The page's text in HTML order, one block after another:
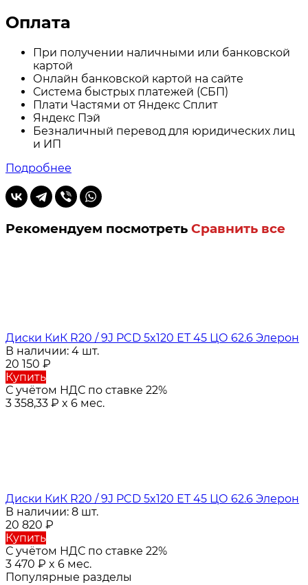
Оплата
При получении наличными или банковской
картой
Онлайн банковской картой на сайте
Система быстрых платежей (СБП)
Плати Частями от Яндекс Сплит
Яндекс Пэй
Безналичный перевод для юридических лиц
и ИП
Подробнее
Рекомендуем посмотреть Сравнить все
Диски КиК R20 / 9J PCD 5x120 ЕТ 45 ЦО 62.6 Элерон
В наличии: 4 шт.
20 150 ₽
Купить
С учётом НДС по ставке 22%
3 358,33 ₽ x 6 мес.
Диски КиК R20 / 9J PCD 5x120 ЕТ 45 ЦО 62.6 Элерон
В наличии: 8 шт.
20 820 ₽
Купить
С учётом НДС по ставке 22%
3 470 ₽ x 6 мес.
Популярные разделы